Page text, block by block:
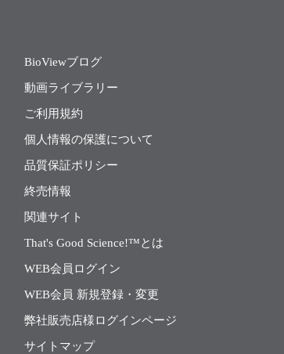
BioViewブログ
動画ライブラリー
ご利用規約
個人情報の保護について
品質保証ポリシー
終売情報
関連サイト
That's Good Science!™とは
WEB会員ログイン
WEB会員 新規登録・変更
弊社販売店様ログインページ
サイトマップ